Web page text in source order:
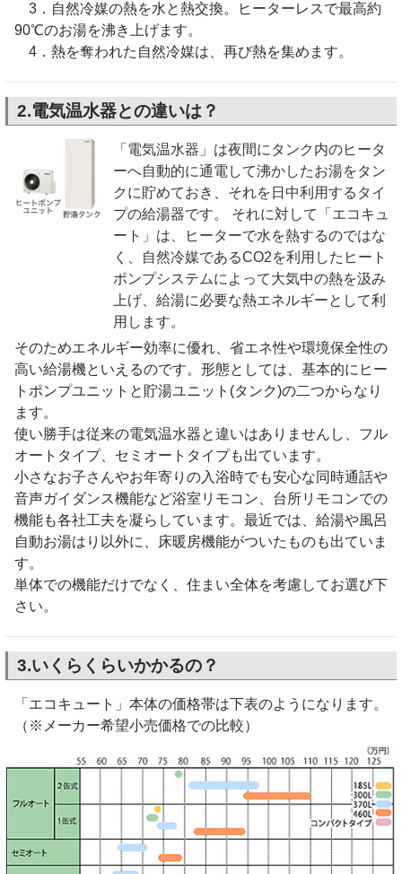
3．自然冷媒の熱を水と熱交換。ヒーターレスで最高約
90℃のお湯を沸き上げます。
4．熱を奪われた自然冷媒は、再び熱を集めます。
2.電気温水器との違いは？
「電気温水器」は夜間にタンク内のヒータ
ーへ自動的に通電して沸かしたお湯をタン
クに貯めておき、それを日中利用するタイ
プの給湯器です。 それに対して「エコキュ
ート」は、ヒーターで水を熱するのではな
く、自然冷媒であるCO2を利用したヒート
ポンプシステムによって大気中の熱を汲み
上げ、給湯に必要な熱エネルギーとして利
用します。
そのためエネルギー効率に優れ、省エネ性や環境保全性の
高い給湯機といえるのです。形態としては、基本的にヒー
トポンプユニットと貯湯ユニット(タンク)の二つからなり
ます。
使い勝手は従来の電気温水器と違いはありませんし、フル
オートタイプ、セミオートタイプも出ています。
小さなお子さんやお年寄りの入浴時でも安心な同時通話や
音声ガイダンス機能など浴室リモコン、台所リモコンでの
機能も各社工夫を凝らしています。最近では、給湯や風呂
自動お湯はり以外に、床暖房機能がついたものも出ていま
す。
単体での機能だけでなく、住まい全体を考慮してお選び下
さい。
3.いくらくらいかかるの？
「エコキュート」本体の価格帯は下表のようになります。
（※メーカー希望小売価格での比較）